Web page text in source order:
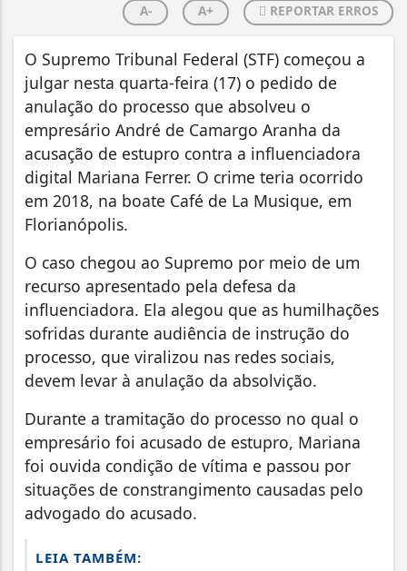
A- A+ REPORTAR ERROS
O Supremo Tribunal Federal (STF) começou a
julgar nesta quarta-feira (17) o pedido de
anulação do processo que absolveu o
empresário André de Camargo Aranha da
acusação de estupro contra a influenciadora
digital Mariana Ferrer. O crime teria ocorrido
em 2018, na boate Café de La Musique, em
Florianópolis.
O caso chegou ao Supremo por meio de um
recurso apresentado pela defesa da
influenciadora. Ela alegou que as humilhações
sofridas durante audiência de instrução do
processo, que viralizou nas redes sociais,
devem levar à anulação da absolvição.
Durante a tramitação do processo no qual o
empresário foi acusado de estupro, Mariana
foi ouvida condição de vítima e passou por
situações de constrangimento causadas pelo
advogado do acusado.
LEIA TAMBÉM: